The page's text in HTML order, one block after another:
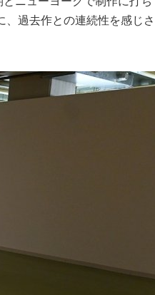
過去作との連続性を感じさ